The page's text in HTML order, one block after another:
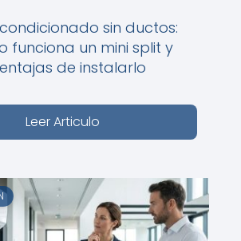
sin ductos:
funciona un mini split y
de instalarlo
Leer Articulo